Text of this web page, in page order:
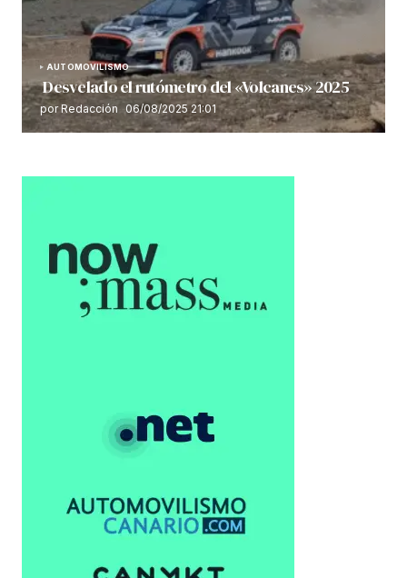
AUTOMOVILISMO
Desvelado el rutómetro del «Volcanes» 2025
por Redacción 06/08/2025 21:01